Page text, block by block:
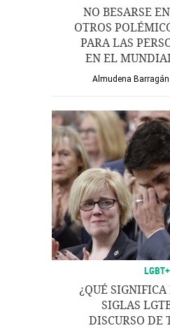
NO BESARSE
OTROS
PARA LAS
EN EL
Almudena Barragán
LGBT+
¿QUÉ SIGNIFICA
SIGLAS
DISCURSO DE